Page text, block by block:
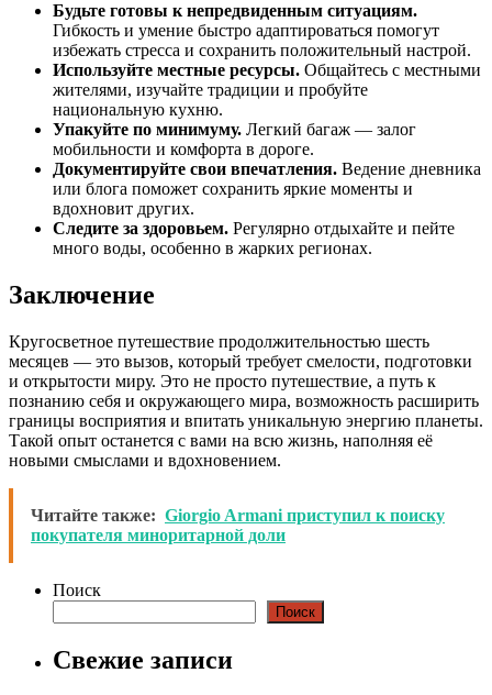
Будьте готовы к непредвиденным ситуациям.
Гибкость и умение быстро адаптироваться помогут
избежать стресса и сохранить положительный настрой.
Используйте местные ресурсы. Общайтесь с местными
жителями, изучайте традиции и пробуйте
национальную кухню.
Упакуйте по минимуму. Легкий багаж — залог
мобильности и комфорта в дороге.
Документируйте свои впечатления. Ведение дневника
или блога поможет сохранить яркие моменты и
вдохновит других.
Следите за здоровьем. Регулярно отдыхайте и пейте
много воды, особенно в жарких регионах.
Заключение
Кругосветное путешествие продолжительностью шесть
месяцев — это вызов, который требует смелости, подготовки
и открытости миру. Это не просто путешествие, а путь к
познанию себя и окружающего мира, возможность расширить
границы восприятия и впитать уникальную энергию планеты.
Такой опыт останется с вами на всю жизнь, наполняя её
новыми смыслами и вдохновением.
Читайте также: Giorgio Armani приступил к поиску
покупателя миноритарной доли
Поиск
Поиск
Свежие записи